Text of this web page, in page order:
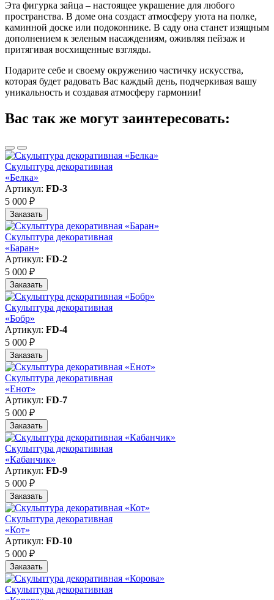
Эта фигурка зайца – настоящее украшение для любого
пространства. В доме она создаст атмосферу уюта на полке,
каминной доске или подоконнике. В саду она станет изящным
дополнением к зеленым насаждениям, оживляя пейзаж и
притягивая восхищенные взгляды.
Подарите себе и своему окружению частичку искусства,
которая будет радовать Вас каждый день, подчеркивая вашу
уникальность и создавая атмосферу гармонии!
Вас так же могут заинтересовать:
Скульптура декоративная
«Белка»
Артикул: FD-3
5 000 ₽
Заказать
Скульптура декоративная
«Баран»
Артикул: FD-2
5 000 ₽
Заказать
Скульптура декоративная
«Бобр»
Артикул: FD-4
5 000 ₽
Заказать
Скульптура декоративная
«Енот»
Артикул: FD-7
5 000 ₽
Заказать
Скульптура декоративная
«Кабанчик»
Артикул: FD-9
5 000 ₽
Заказать
Скульптура декоративная
«Кот»
Артикул: FD-10
5 000 ₽
Заказать
Скульптура декоративная